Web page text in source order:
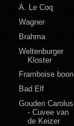
A. Le Coq
Wagner
Brahma
Weltenburger
Kloster
Framboise boon
Bad Elf
Gouden Carolus
- Cuvee van
de Keizer